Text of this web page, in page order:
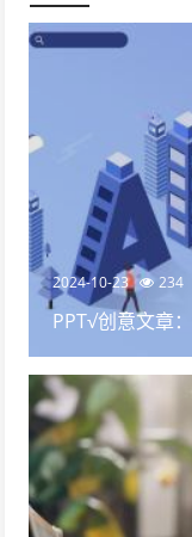
2024-10-23 234
PPT√创意文章